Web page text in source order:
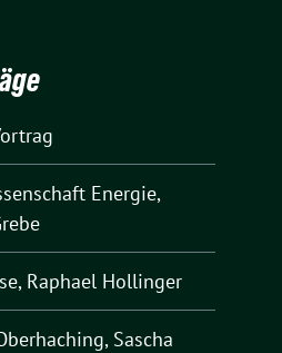
Energie,
Raphael Hollinger
Sascha